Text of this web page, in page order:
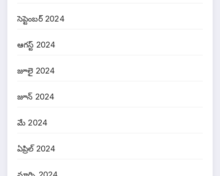
సెప్టెంబర్ 2024
ఆగస్ట్ 2024
జూలై 2024
జూన్ 2024
మే 2024
ఏప్రిల్ 2024